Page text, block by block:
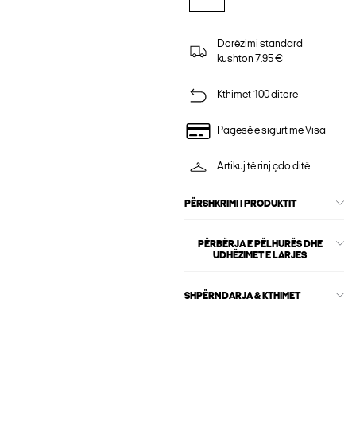
Dorëzimi standard
kushton 7.95 €
Kthimet 100 ditore
Pagesë e sigurt me Visa
Artikuj të rinj çdo ditë
PËRSHKRIMI I PRODUKTIT
PËRBËRJA E PËLHURËS DHE
UDHËZIMET E LARJES
SHPËRNDARJA & KTHIMET